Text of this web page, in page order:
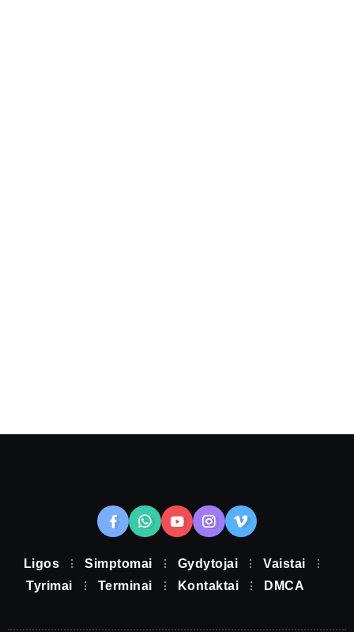
Ligos Simptomai Gydytojai
Vaistai
Tyrimai
Terminai Kontaktai DMCA